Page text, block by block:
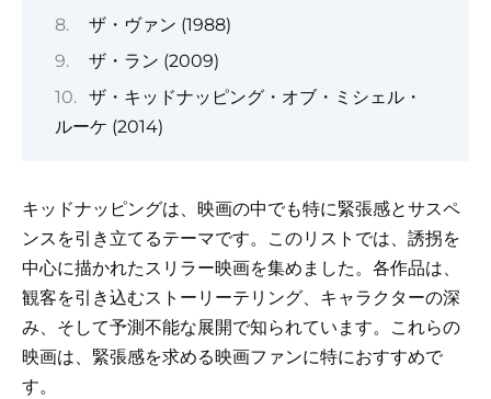
ザ・ヴァン (1988)
ザ・ラン (2009)
ザ・キッドナッピング・オブ・ミシェル・
ルーケ (2014)
キッドナッピングは、映画の中でも特に緊張感とサスペ
ンスを引き立てるテーマです。このリストでは、誘拐を
中心に描かれたスリラー映画を集めました。各作品は、
観客を引き込むストーリーテリング、キャラクターの深
み、そして予測不能な展開で知られています。これらの
映画は、緊張感を求める映画ファンに特におすすめで
す。